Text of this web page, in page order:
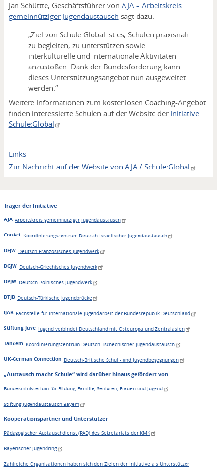
Jan Schüttte, Geschäftsführer von AJA – Arbeitskreis
gemeinnütziger Jugendaustausch sagt dazu:
„Ziel von Schule:Global ist es, Schulen praxisnah
zu begleiten, zu unterstützen sowie
interkulturelle und internationale Aktivitäten
anzustoßen. Dank der Bundesförderung kann
dieses Unterstützungsangebot nun ausgeweitet
werden.“
Weitere Informationen zum kostenlosen Coaching-Angebot
finden interessierte Schulen auf der Website der Initiative
Schule:Global
Links
Zur Nachricht auf der Website von AJA / Schule:Global
Träger der Initiative
AJA Arbeitskreis gemeinnütziger Jugendaustausch
ConAct Koordinierungszentrum Deutsch-Israelischer Jugendaustausch
DFJW Deutsch-Französisches Jugendwerk
DGJW Deutsch-Griechisches Jugendwerk
DPJW Deutsch-Polnisches Jugendwerk
DTJB Deutsch-Türkische Jugendbrücke
IJAB Fachstelle für Internationale Jugendarbeit der Bundesrepublik Deutschland
Stiftung Juve Jugend verbindet Deutschland mit Osteuropa und Zentralasien
Tandem Koordinierungszentrum Deutsch-Tschechischer Jugendaustausch
UK-German Connection Deutsch-Britische Schul - und Jugendbegegnungen
„Austausch macht Schule“ wird darüber hinaus gefördert von
Bundesministerium für Bildung, Familie, Senioren, Frauen und Jugend
Stiftung Jugendaustausch Bayern
Kooperationspartner und Unterstützer
Pädagogischer Austauschdienst (PAD) des Sekretariats der KMK
Bayerischer Jugendring
Zahlreiche Organisationen haben sich den Zielen der Initiative als Unterstützer